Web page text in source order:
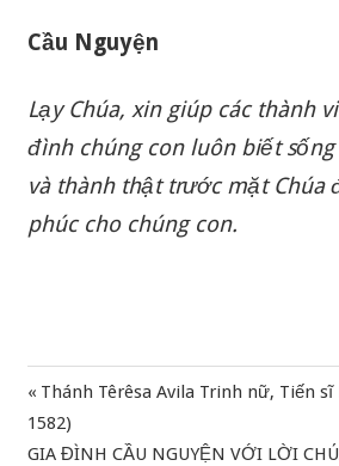
Cầu Nguyện
Lạy Chúa, xin giúp các thành
đình chúng con luôn biết
và thành thật trước mặt Chúa
phúc cho chúng con.
Điều
hướng
Previous
Post:
Thánh Têrêsa Avila Trinh nữ, Tiến sĩ
1582)
Next
GIA ĐÌNH CẦU NGUYỆN VỚI LỜI